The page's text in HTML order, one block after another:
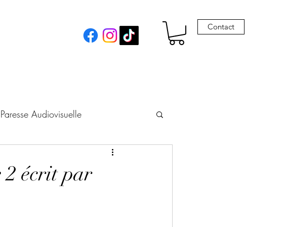
Contact
Paresse Audiovisuelle
2 écrit par